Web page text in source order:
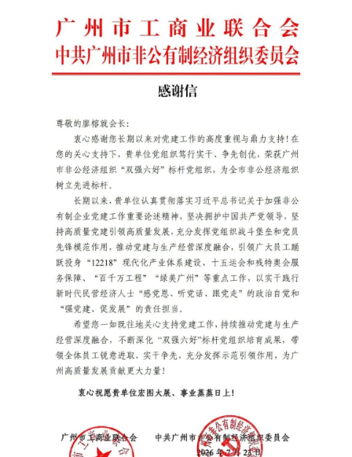
评+线下决赛”相结合的方式，其中线下总决
赛于7月18日至19日在合肥蜀山圆满收官。
华商科教集团旗下广